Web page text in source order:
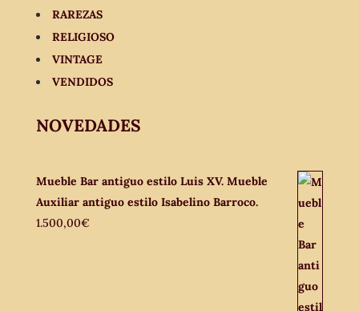
RAREZAS
RELIGIOSO
VINTAGE
VENDIDOS
NOVEDADES
Mueble Bar antiguo estilo Luis XV. Mueble
Auxiliar antiguo estilo Isabelino Barroco.
1.500,00€